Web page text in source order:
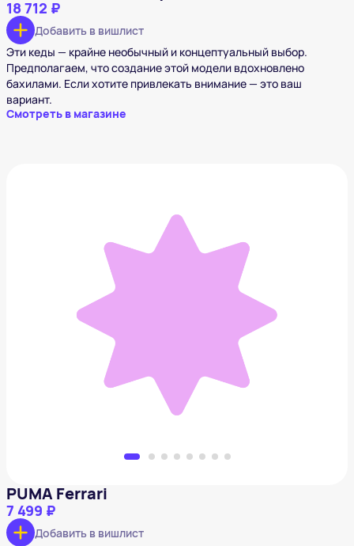
18 712 ₽
Добавить в вишлист
Эти кеды — крайне необычный и концептуальный выбор.
Предполагаем, что создание этой модели вдохновлено
бахилами. Если хотите привлекать внимание — это ваш
вариант.
Смотреть в магазине
PUMA Ferrari
7 499 ₽
Добавить в вишлист